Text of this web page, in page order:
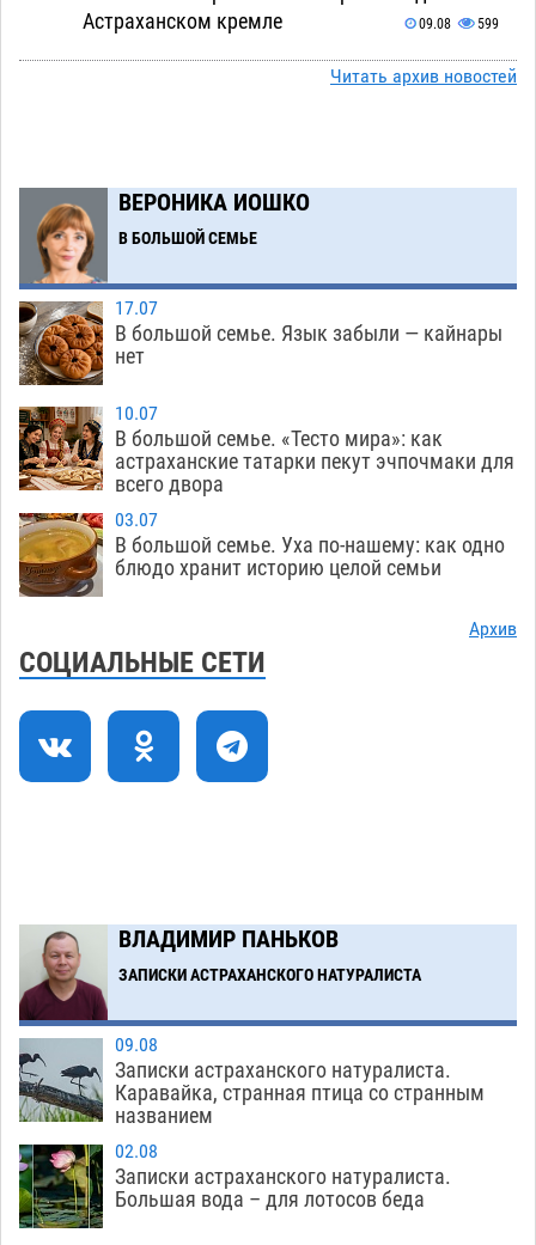
Астраханском кремле
09.08 599
Начало положено: астраханский «Волгарь»
08.08 654
19:04
В Астраханских больницах открываются
художественные выставки
18:09
Астраханца будут судить за попытку сбыта
крупной партии прегабалина
08.08 611
Игорь Мартынов вручил награды тренерам и
учителям физкультуры Камызякского района
08.08 437
Ветеран из Астрахани отметил столетний
юбилей
14:19
Погибший на Донбассе волонтер из Астрахани
13:10
Подросток, перебегавший дорогу вне
Читать архив новостей
ВЕРОНИКА ИОШКО
В БОЛЬШОЙ СЕМЬЕ
17.07
В большой семье. Язык забыли — кайнары
нет
10.07
В большой семье. «Тесто мира»: как
астраханские татарки пекут эчпочмаки для
всего двора
03.07
В большой семье. Уха по-нашему: как одно
блюдо хранит историю целой семьи
Архив
СОЦИАЛЬНЫЕ СЕТИ
ВЛАДИМИР ПАНЬКОВ
ЗАПИСКИ АСТРАХАНСКОГО НАТУРАЛИСТА
09.08
Записки астраханского натуралиста.
Каравайка, странная птица со странным
названием
02.08
Записки астраханского натуралиста.
Большая вода – для лотосов беда